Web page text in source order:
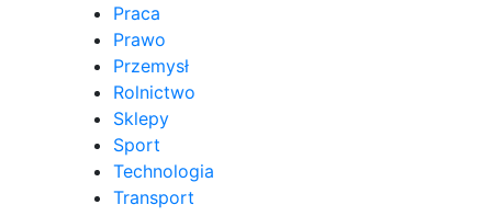
Praca
Prawo
Przemysł
Rolnictwo
Sklepy
Sport
Technologia
Transport